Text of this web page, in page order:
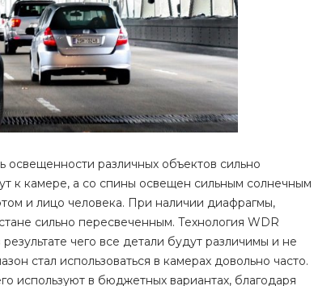
освещенности различных объектов сильно
к камере, а со спины освещен сильным солнечным
и лицо человека. При наличии диафрагмы,
сильно пересвеченным. Технология WDR
чего все детали будут различимы и не
стал использоваться в камерах довольно часто.
используют в бюджетных вариантах, благодаря